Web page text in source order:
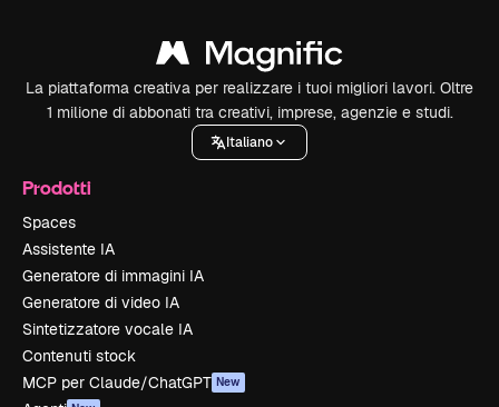
La piattaforma creativa per realizzare i tuoi migliori lavori. Oltre
1 milione di abbonati tra creativi, imprese, agenzie e studi.
Italiano
Prodotti
Spaces
Assistente IA
Generatore di immagini IA
Generatore di video IA
Sintetizzatore vocale IA
Contenuti stock
MCP per Claude/ChatGPT New